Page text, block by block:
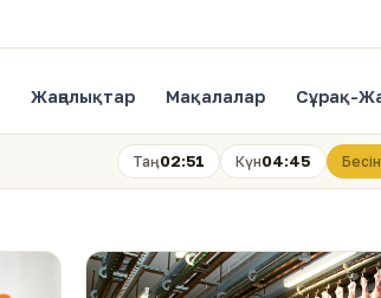
Жаңалықтар Мақалалар Сұрақ-
Таң02:51 Күн04:45 Бесін